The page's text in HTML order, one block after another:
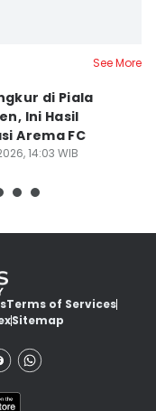
See More
di Piala
Ini Hasil
Arema FC
14:03 WIB
Terms of Services
Sitemap